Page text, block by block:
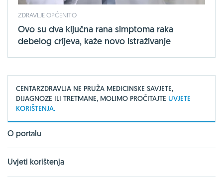
ZDRAVLJE OPĆENITO
Ovo su dva ključna rana simptoma raka
debelog crijeva, kaže novo istraživanje
CENTARZDRAVLJA NE PRUŽA MEDICINSKE SAVJETE,
DIJAGNOZE ILI TRETMANE, MOLIMO PROČITAJTE UVJETE
KORIŠTENJA.
O portalu
Uvjeti korištenja